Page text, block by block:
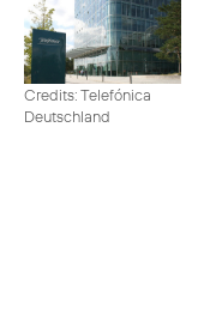
Credits: Telefónica
Deutschland